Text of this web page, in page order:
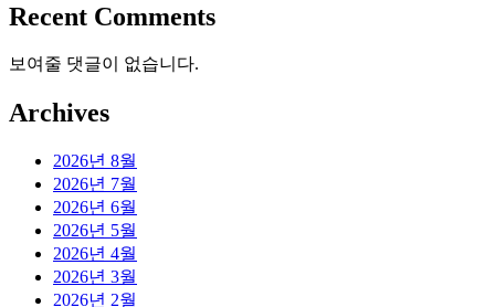
Recent Comments
보여줄 댓글이 없습니다.
Archives
2026년 8월
2026년 7월
2026년 6월
2026년 5월
2026년 4월
2026년 3월
2026년 2월